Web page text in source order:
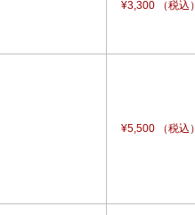
¥3,300 （税込）
¥5,500 （税込）